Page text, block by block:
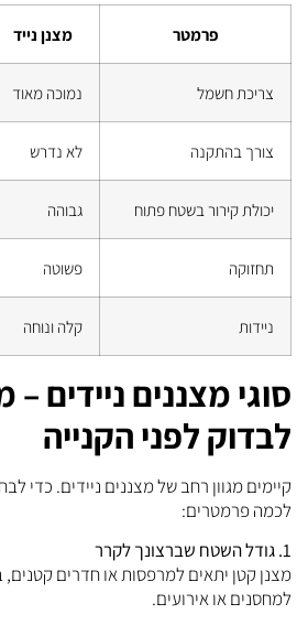
פרמטר מצנן נייד
צריכת חשמל נמוכה מאוד
צורך בהתקנה לא נדרש
יכולת קירור בשטח פתוח גבוהה
תחזוקה פשוטה
ניידות קלה ונוחה
סוגי מצננים ניידים
לבדוק לפני הקנייה
קיימים מגוון רחב של מצננים ניידים. כדי
לכמה פרמטרים:
1. גודל השטח שברצונך לקרר
מצנן קטן יתאים למרפסות או חדרים קטנים,
למחסנים או אירועים.